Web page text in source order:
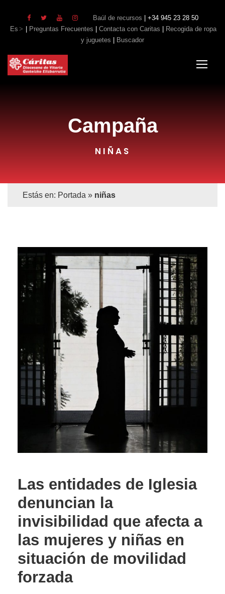
Baúl de recursos | +34 945 23 28 50
Es
Preguntas Frecuentes Contacta con Caritas
Recogida de ropa
y juguetes
Buscador
Campaña
NIÑAS
Estás en: Portada » niñas
Las entidades de Iglesia
denuncian la
invisibilidad que afecta a
las mujeres y niñas en
situación de movilidad
forzada